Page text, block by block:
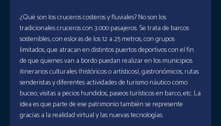
¿Qué son los cruceros costeros y fluviales? No son los
tradicionales cruceros con 3.000 pasajeros. Se trata de barcos
sostenibles, con esloras de los 12 a 25 metros, con grupos
limitados, que atracan en distintos puertos deportivos con el fin
de que quienes van a bordo puedan realizar en los municipios
itinerarios culturales (históricos o artísticos), gastronómicos, rutas
senderistas y diferentes actividades de turismo náutico como
buceo, visitas a pecios hundidos, paseos turísticos en barco, etc. La
idea es que parte de ese patrimonio también se represente
gracias a la realidad virtual y las nuevas tecnologías.